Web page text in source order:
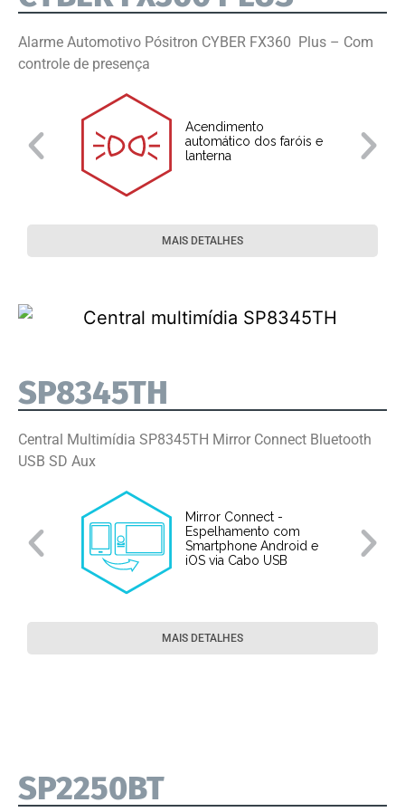
Alarme Automotivo Pósitron CYBER FX360 Plus – Com
controle de presença
Acendimento
automático dos faróis e
lanterna
MAIS DETALHES
SP8345TH
Central Multimídia SP8345TH Mirror Connect Bluetooth
USB SD Aux
Mirror Connect -
Espelhamento com
Smartphone Android e
iOS via Cabo USB
MAIS DETALHES
SP2250BT